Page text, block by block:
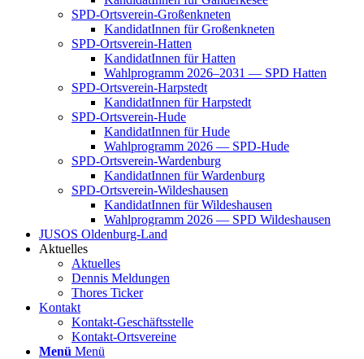
SPD-Orts­­ver­­ein-Gro­ß­en­k­ne­­ten
Kan­di­da­tIn­nen für Groß­enkne­ten
SPD-Orts­­ver­­ein-Hat­­ten
Kan­di­da­tIn­nen für Hat­ten
Wahl­pro­gramm 2026–2031 — SPD Hat­ten
SPD-Orts­­ver­­ein-Har­p­s­tedt
Kan­di­da­tIn­nen für Harp­s­tedt
SPD-Orts­­ver­­ein-Hude
Kan­di­da­tIn­nen für Hude
Wahl­pro­gramm 2026 — SPD-Hude
SPD-Orts­­ver­­ein-War­­den­­burg
Kan­di­da­tIn­nen für War­den­burg
SPD-Orts­­ver­­ein-Wil­­des­hau­­sen
Kan­di­da­tIn­nen für Wil­des­hau­sen
Wahl­pro­gramm 2026 — SPD Wil­des­hau­sen
JUSOS Olden­­burg-Land
Aktu­el­les
Aktu­el­les
Den­nis Mel­dun­gen
Tho­res Ticker
Kon­takt
Kon­­­takt-Geschäfts­­s­tel­­le
Kon­­­takt-Orts­­ver­­ei­­ne
Menü Menü